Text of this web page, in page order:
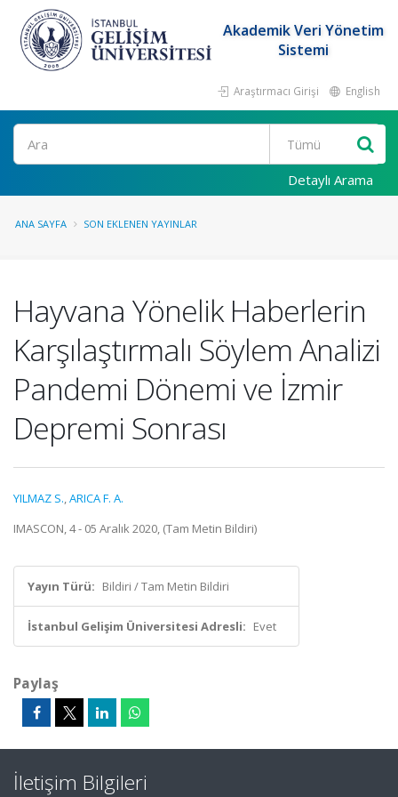
Akademik Veri Yönetim
Sistemi
Araştırmacı Girişi English
Ara
Detaylı Arama
ANA SAYFA SON EKLENEN YAYINLAR
Hayvana Yönelik Haberlerin
Karşılaştırmalı Söylem Analizi
Pandemi Dönemi ve İzmir
Depremi Sonrası
YILMAZ S.,ARICA F. A.
IMASCON, 4 - 05 Aralık 2020, (Tam Metin Bildiri)
Yayın Türü: Bildiri / Tam Metin Bildiri
İstanbul Gelişim Üniversitesi Adresli: Evet
Paylaş
İletişim Bilgileri